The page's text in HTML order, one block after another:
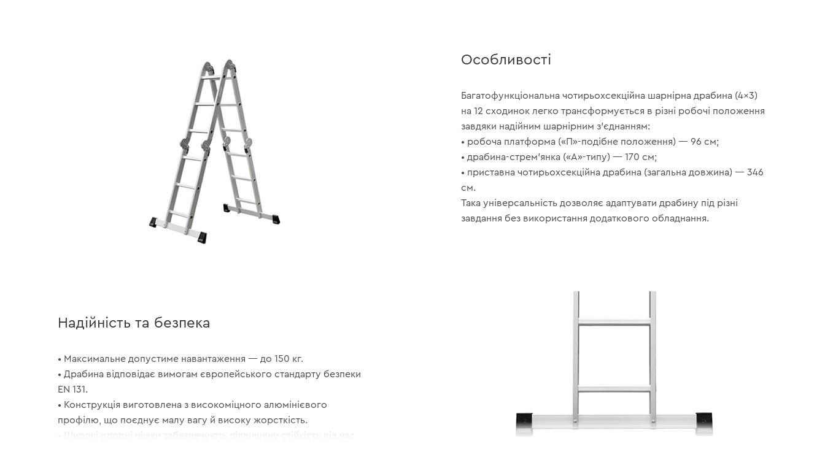
Особливості
Багатофункціональна чотирьохсекційна шарнірна драбина (4×3)
на 12 сходинок легко трансформується в різні робочі положення
завдяки надійним шарнірним з’єднанням:
• робоча платформа («П»-подібне положення) — 96 см;
• драбина-стрем’янка («А»-типу) — 170 см;
• приставна чотирьохсекційна драбина (загальна довжина) — 346
см.
Така універсальність дозволяє адаптувати драбину під різні
завдання без використання додаткового обладнання.
Надійність та безпека
• Максимальне допустиме навантаження — до 150 кг.
• Драбина відповідає вимогам європейського стандарту безпеки
EN 131.
• Конструкція виготовлена з високоміцного алюмінієвого
профілю, що поєднує малу вагу й високу жорсткість.
• Широкі опорні ніжки забезпечують підвищену стійкість під час